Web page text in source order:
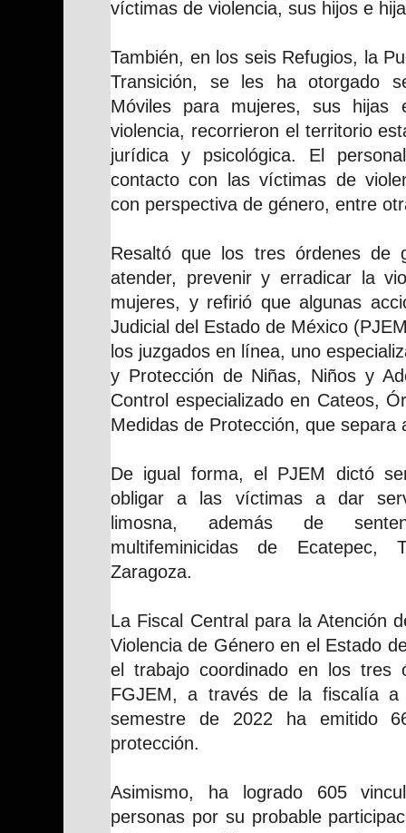
víctimas de violencia, sus hijos e
También, en los seis Refugios, la
Transición, se les ha otorgado
Móviles para mujeres, sus hijas
violencia, recorrieron el territorio
jurídica y psicológica. El
contacto con las víctimas de
con perspectiva de género, entre
Resaltó que los tres órdenes de
atender, prevenir y erradicar la
mujeres, y refirió que algunas
Judicial del Estado de México
los juzgados en línea, uno
y Protección de Niñas, Niños y
Control especializado en Cateos,
Medidas de Protección, que separa
De igual forma, el PJEM dictó
obligar a las víctimas a dar
limosna, además de
multifeminicidas de Ecatepec,
Zaragoza.
La Fiscal Central para la Atención
Violencia de Género en el Estado
el trabajo coordinado en los tres
FGJEM, a través de la fiscalía
semestre de 2022 ha emitido
protección.
Asimismo, ha logrado 605
personas por su probable